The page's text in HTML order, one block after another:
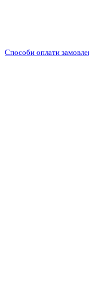
Способи оплати